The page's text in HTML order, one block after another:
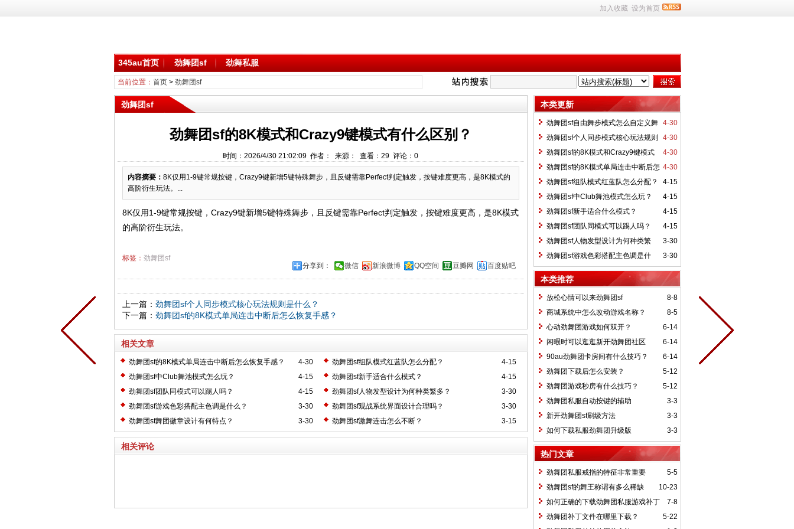
加入收藏 设为首页
345au首页 劲舞团sf 劲舞私服
当前位置： 首页> 劲舞团sf
劲舞团sf
劲舞团sf的8K模式和Crazy9键模式有什么区别？
时间：2026/4/30 21:02:09 作者： 来源： 查看： 29 评论： 0
内容摘要： 8K仅用1-9键常规按键，Crazy9键新增5键特殊舞步，且反键需靠Perfect判定触发，按键难度更高，是8K模式的
高阶衍生玩法。...
8K仅用1-9键常规按键，Crazy9键新增5键特殊舞步，且反键需靠Perfect判定触发，按键难度更高，是8K模式
的高阶衍生玩法。
标签： 劲舞团sf
分享到：
微信 新浪微博 QQ空间 豆瓣网 百度贴吧
上一篇： 劲舞团sf个人同步模式核心玩法规则是什么？
下一篇： 劲舞团sf的8K模式单局连击中断后怎么恢复手感？
相关文章
4-30
劲舞团sf的8K模式单局连击中断后怎么恢复手感？ 4-15
劲舞团sf组队模式红蓝队怎么分配？
4-15
劲舞团sf中Club舞池模式怎么玩？ 4-15
劲舞团sf新手适合什么模式？
4-15
劲舞团sf团队同模式可以踢人吗？ 3-30
劲舞团sf人物发型设计为何种类繁多？
3-30
劲舞团sf游戏色彩搭配主色调是什么？ 3-30
劲舞团sf观战系统界面设计合理吗？
3-30
劲舞团sf舞团徽章设计有何特点？ 3-15
劲舞团sf激舞连击怎么不断？
相关评论
本类更新
4-30
劲舞团sf自由舞步模式怎么自定义舞
蹈动作？
4-30
劲舞团sf个人同步模式核心玩法规则
是什么？
4-30
劲舞团sf的8K模式和Crazy9键模式
有什么区别？
4-30
劲舞团sf的8K模式单局连击中断后怎
么恢复手感？
4-15
劲舞团sf组队模式红蓝队怎么分配？
4-15
劲舞团sf中Club舞池模式怎么玩？
4-15
劲舞团sf新手适合什么模式？
4-15
劲舞团sf团队同模式可以踢人吗？
3-30
劲舞团sf人物发型设计为何种类繁
多？
3-30
劲舞团sf游戏色彩搭配主色调是什
么？
本类推荐
8-8
放松心情可以来劲舞团sf
8-5
商城系统中怎么改动游戏名称？
6-14
心动劲舞团游戏如何双开？
6-14
闲暇时可以逛逛新开劲舞团社区
6-14
90au劲舞团卡房间有什么技巧？
5-12
劲舞团下载后怎么安装？
5-12
劲舞团游戏秒房有什么技巧？
3-3
劲舞团私服自动按键的辅助
3-3
新开劲舞团sf刷级方法
3-3
如何下载私服劲舞团升级版
热门文章
5-5
劲舞团私服戒指的特征非常重要
10-23
劲舞团sf的舞王称谓有多么稀缺
7-8
如何正确的下载劲舞团私服游戏补丁
5-22
劲舞团补丁文件在哪里下载？